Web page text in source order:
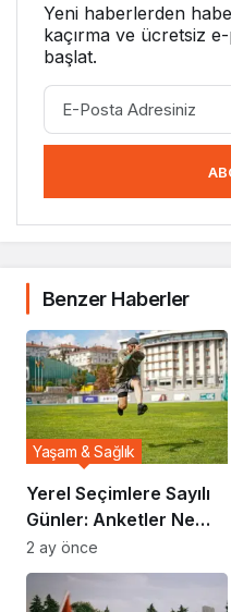
Yeni haberlerden
kaçırma ve ücretsiz
başlat.
Benzer Haberler
Yerel Seçimlere Sayılı
Günler: Anketler Ne
Gösteriyor?
Yaşam & Sağlık
2 ay önce